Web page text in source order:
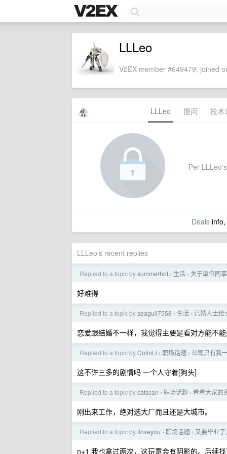
LLLeo
V2EX member #649479, joined
LLLeo 提问 技术
Per
Dealsinfo,
LLLeo's recent replies
Replied to a topic bysummerhot › 生活 › 关于单位同
好难得
Replied to a topic byseagull7558 › 生活 › 已婚人士给
恋爱跟结婚不一样，我觉得主要是看对方能不
Replied to a topic byColinLi › 职场话题 › 公司只有我
这不许三多的剧情吗 一个人守着[狗头]
Replied to a topic bycatscan › 职场话题 › 看看大家的
刚出来工作，绝对选大厂而且还是大城市。
Replied to a topic byiloveyou › 职场话题 › 又要毕业
n+1 我也拿过两次，这玩意会有阴影的。后续